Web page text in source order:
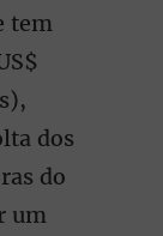
tem
dos
do
um